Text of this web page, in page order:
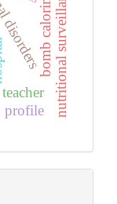
profile
nutritional surveillance
bomb calorimeter